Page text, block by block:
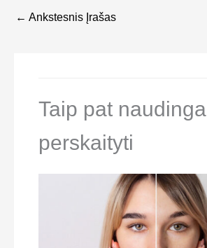
← Ankstesnis Įrašas
Taip pat naudinga
perskaityti